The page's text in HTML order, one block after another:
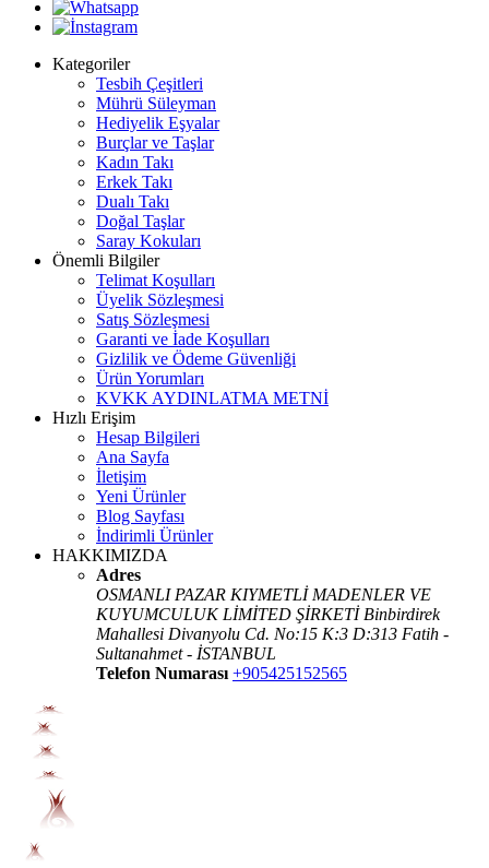
Kategoriler
Tesbih Çeşitleri
Mührü Süleyman
Hediyelik Eşyalar
Burçlar ve Taşlar
Kadın Takı
Erkek Takı
Dualı Takı
Doğal Taşlar
Saray Kokuları
Önemli Bilgiler
Telimat Koşulları
Üyelik Sözleşmesi
Satış Sözleşmesi
Garanti ve İade Koşulları
Gizlilik ve Ödeme Güvenliği
Ürün Yorumları
KVKK AYDINLATMA METNİ
Hızlı Erişim
Hesap Bilgileri
Ana Sayfa
İletişim
Yeni Ürünler
Blog Sayfası
İndirimli Ürünler
HAKKIMIZDA
Adres
OSMANLI PAZAR KIYMETLİ MADENLER VE
KUYUMCULUK LİMİTED ŞİRKETİ Binbirdirek
Mahallesi Divanyolu Cd. No:15 K:3 D:313 Fatih -
Sultanahmet - İSTANBUL
Telefon Numarası +905425152565